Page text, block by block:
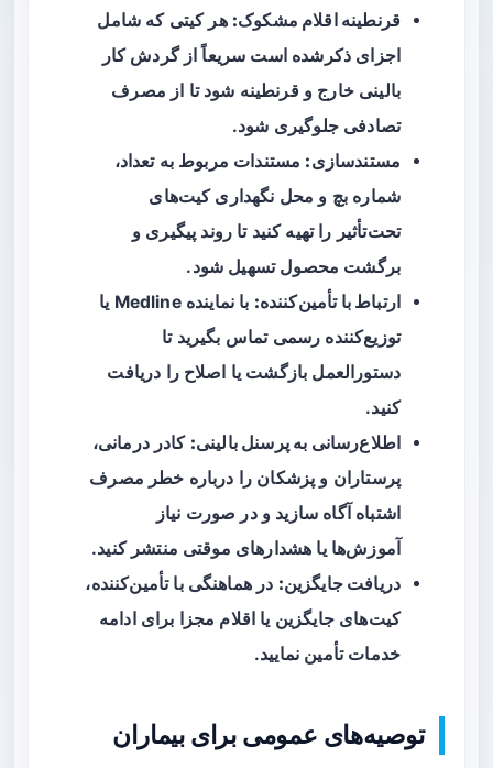
قرنطینه اقلام مشکوک: هر کیتی که شامل
اجزای ذکرشده است سریعاً از گردش کار
بالینی خارج و قرنطینه شود تا از مصرف
تصادفی جلوگیری شود.
مستندسازی: مستندات مربوط به تعداد،
شماره بچ و محل نگهداری کیت‌های
تحت‌تأثیر را تهیه کنید تا روند پیگیری و
برگشت محصول تسهیل شود.
ارتباط با تأمین‌کننده:
با نماینده Medline یا
توزیع‌کننده رسمی تماس بگیرید تا
دستورالعمل بازگشت یا اصلاح را دریافت
کنید.
اطلاع‌رسانی به پرسنل بالینی: کادر درمانی،
پرستاران و پزشکان را درباره خطر مصرف
اشتباه آگاه سازید و در صورت نیاز
آموزش‌ها یا هشدارهای موقتی منتشر کنید.
دریافت جایگزین: در هماهنگی با تأمین‌کننده،
کیت‌های جایگزین یا اقلام مجزا برای ادامه
خدمات تأمین نمایید.
توصیه‌های عمومی برای بیماران